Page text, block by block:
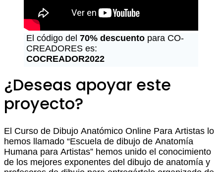
El código del 70% descuento para CO-
CREADORES es:
COCREADOR2022
¿Deseas apoyar este
proyecto?
El Curso de Dibujo Anatómico Online Para Artistas lo
hemos llamado “Escuela de dibujo de Anatomía
Humana para Artistas” hemos unido el conocimiento
de los mejores exponentes del dibujo de anatomía y